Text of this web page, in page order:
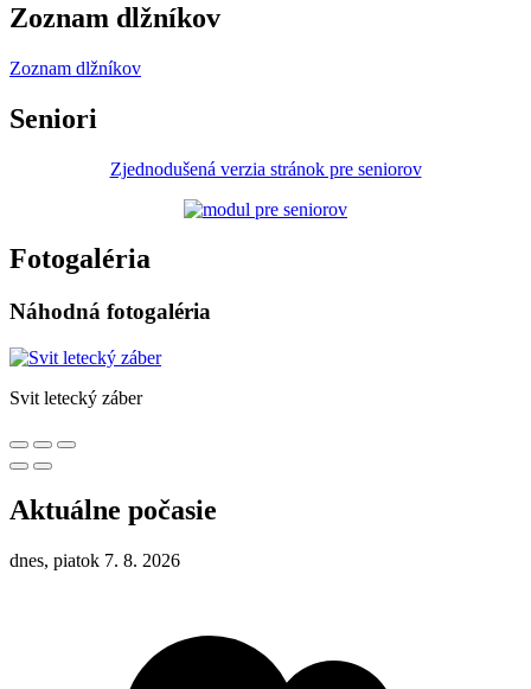
Zoznam dlžníkov
Zoznam dlžníkov
Seniori
Zjednodušená verzia stránok pre seniorov
Fotogaléria
Náhodná fotogaléria
Svit letecký záber
Aktuálne počasie
dnes, piatok 7. 8. 2026